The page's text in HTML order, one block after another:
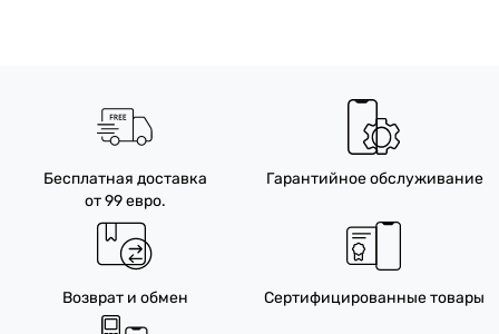
Бесплатная доставка
от 99 евро.
Гарантийное обслуживание
Возврат и обмен Сертифицированные товары